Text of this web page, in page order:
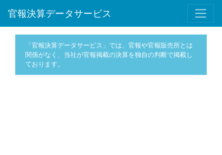
官報決算データサービス
「官報決算データサービス」では、官報や官報販売所とは
関係がなく、当社が官報掲載の決算を独自の判断で掲載し
ております。